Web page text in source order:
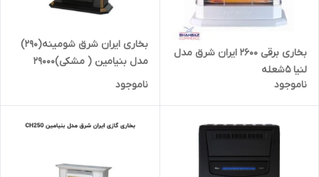
بخاری برقی 2600 ایران شرق مدل
لنیا 5شعله
ناموجود
بخاری ایران شرق شومینه(290)
مدل بنیامین ( مشکی)29000
ناموجود